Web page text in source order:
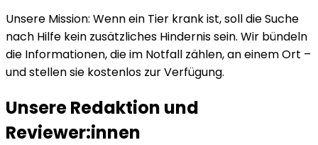
Unsere Mission: Wenn ein Tier krank ist, soll die Suche
nach Hilfe kein zusätzliches Hindernis sein. Wir bündeln
die Informationen, die im Notfall zählen, an einem Ort –
und stellen sie kostenlos zur Verfügung.
Unsere Redaktion und
Reviewer:innen